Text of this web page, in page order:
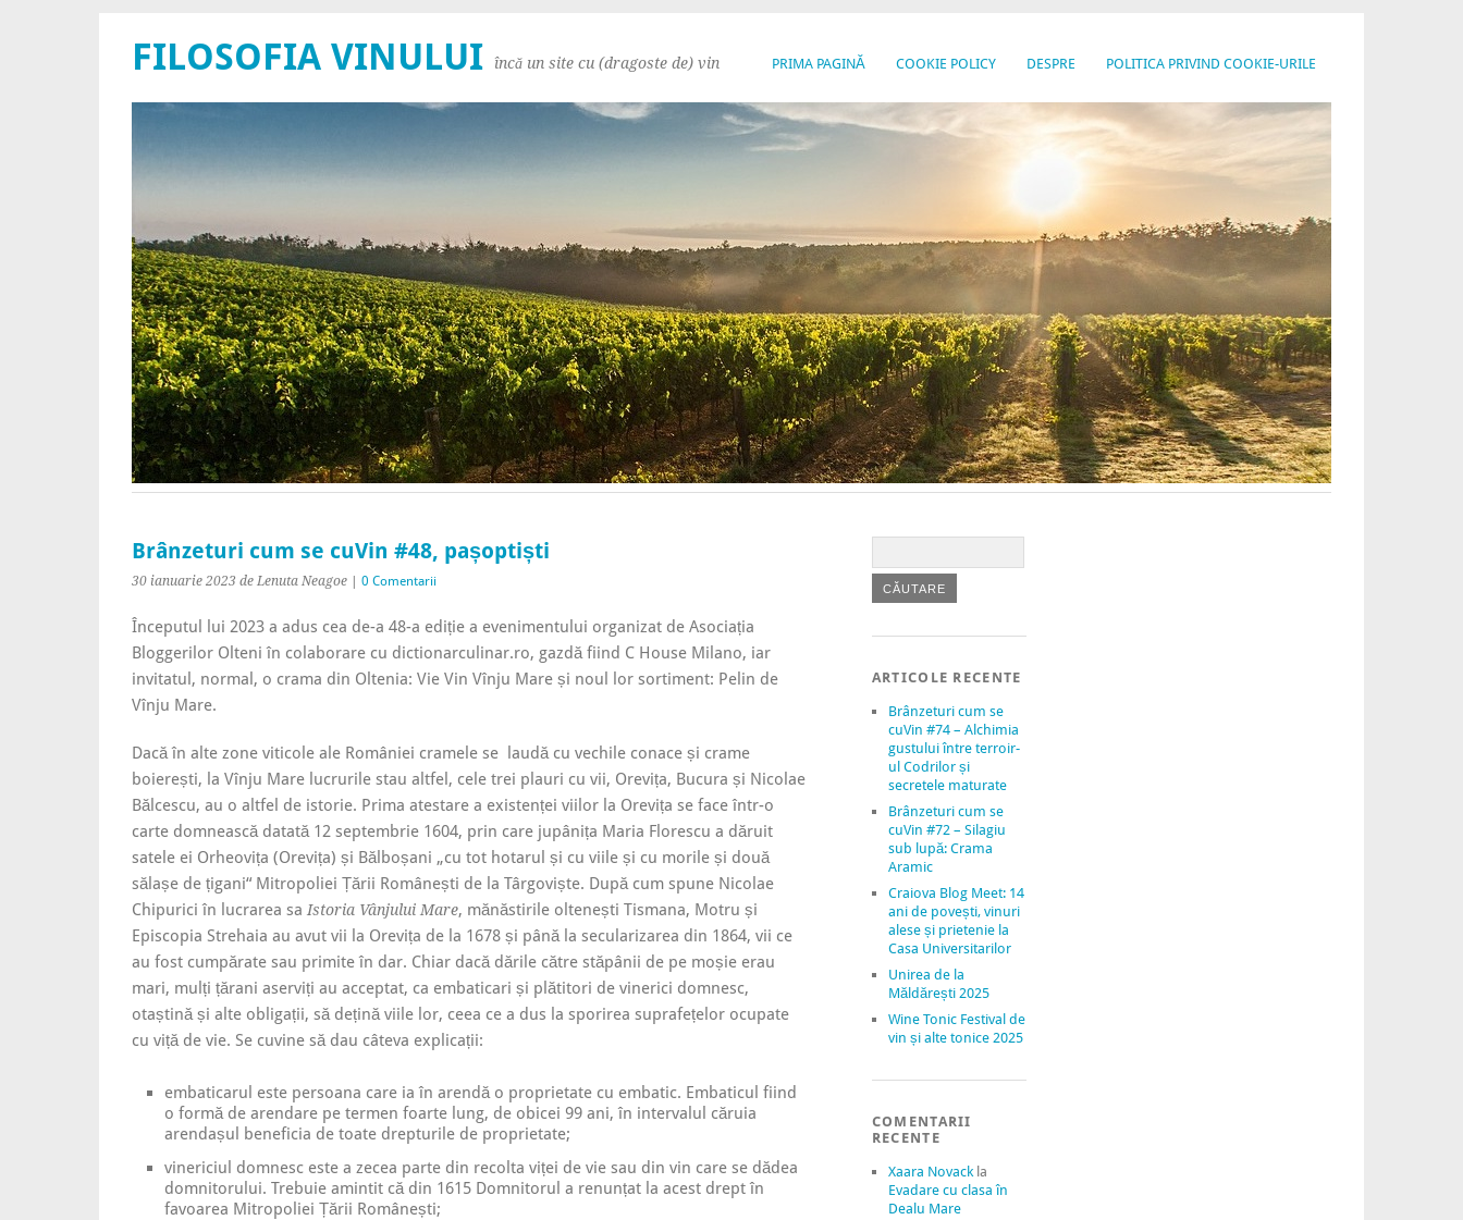
PRIMA PAGINĂ COOKIE POLICY DESPRE POLITICA PRIVIND COOKIE-URILE
FILOSOFIA VINULUI încă un site cu (dragoste de) vin
Brânzeturi cum se cuVin #48, pașoptiști
30 ianuarie 2023 de Lenuta Neagoe 0 Comentarii
Începutul lui 2023 a adus cea de-a 48-a ediție a evenimentului organizat de Asociația
Bloggerilor Olteni în colaborare cu dictionarculinar.ro, gazdă fiind C House Milano, iar
invitatul, normal, o crama din Oltenia: Vie Vin Vînju Mare și noul lor sortiment: Pelin de
Vînju Mare.
Dacă în alte zone viticole ale României cramele se laudă cu vechile conace și crame
boierești, la Vînju Mare lucrurile stau altfel, cele trei plauri cu vii, Orevița, Bucura și Nicolae
Bălcescu, au o altfel de istorie. Prima atestare a existenței viilor la Orevița se face într-o
carte domnească datată 12 septembrie 1604, prin care jupânița Maria Florescu a dăruit
satele ei Orheovița (Orevița) și Bălboșani „cu tot hotarul și cu viile și cu morile și două
sălașe de țigani“ Mitropoliei Țării Românești de la Târgoviște. După cum spune Nicolae
Chipurici în lucrarea sa Istoria Vânjului Mare, mănăstirile oltenești Tismana, Motru și
Episcopia Strehaia au avut vii la Orevița de la 1678 și până la secularizarea din 1864, vii ce
au fost cumpărate sau primite în dar. Chiar dacă dările către stăpânii de pe moșie erau
mari, mulți țărani aserviți au acceptat, ca embaticari și plătitori de vinerici domnesc,
otaștină și alte obligații, să dețină viile lor, ceea ce a dus la sporirea suprafețelor ocupate
cu viță de vie. Se cuvine să dau câteva explicații:
embaticarul este persoana care ia în arendă o proprietate cu embatic. Embaticul fiind
o formă de arendare pe termen foarte lung, de obicei 99 ani, în intervalul căruia
arendașul beneficia de toate drepturile de proprietate;
vinericiul domnesc este a zecea parte din recolta viței de vie sau din vin care se dădea
domnitorului. Trebuie amintit că din 1615 Domnitorul a renunțat la acest drept în
favoarea Mitropoliei Țării Românești;
ARTICOLE RECENTE
Brânzeturi cum se
cuVin #74 – Alchimia
gustului între terroir-
ul Codrilor și
secretele maturate
Brânzeturi cum se
cuVin #72 – Silagiu
sub lupă: Crama
Aramic
Craiova Blog Meet: 14
ani de povești, vinuri
alese și prietenie la
Casa Universitarilor
Unirea de la
Măldărești 2025
Wine Tonic Festival de
vin și alte tonice 2025
COMENTARII
RECENTE
Xaara Novackla
Evadare cu clasa în
Dealu Mare